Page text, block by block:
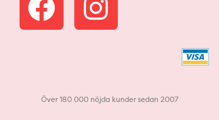
a
b
n
a
Över 180 000 nöjda kunder sedan 2007